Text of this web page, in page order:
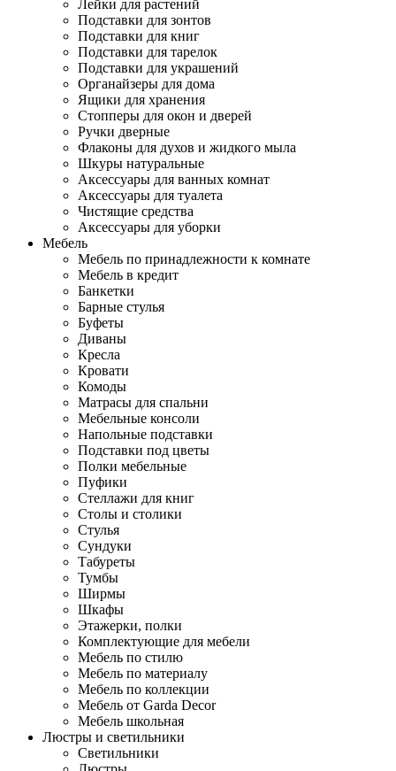
Лейки для растений
Подставки для зонтов
Подставки для книг
Подставки для тарелок
Подставки для украшений
Органайзеры для дома
Ящики для хранения
Стопперы для окон и дверей
Ручки дверные
Флаконы для духов и жидкого мыла
Шкуры натуральные
Аксессуары для ванных комнат
Аксессуары для туалета
Чистящие средства
Аксессуары для уборки
Мебель
Мебель по принадлежности к комнате
Мебель в кредит
Банкетки
Барные стулья
Буфеты
Диваны
Кресла
Кровати
Комоды
Матрасы для спальни
Мебельные консоли
Напольные подставки
Подставки под цветы
Полки мебельные
Пуфики
Стеллажи для книг
Столы и столики
Стулья
Сундуки
Табуреты
Тумбы
Ширмы
Шкафы
Этажерки, полки
Комплектующие для мебели
Мебель по стилю
Мебель по материалу
Мебель по коллекции
Мебель от Garda Decor
Мебель школьная
Люстры и светильники
Светильники